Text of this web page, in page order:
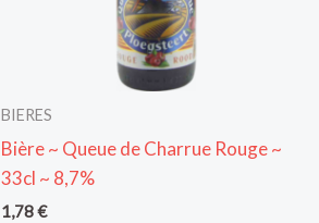
BIERES
Bière ~ Queue de Charrue Rouge ~
33cl ~ 8,7%
1,78€